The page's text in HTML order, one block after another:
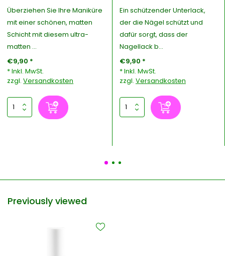
Überziehen Sie Ihre Maniküre
mit einer schönen, matten
Schicht mit diesem ultra-
matten ...
€9,90 *
* Inkl. MwSt.
zzgl.Versandkosten
Ein schützender Unterlack,
der die Nägel schützt und
dafür sorgt, dass der
Nagellack b...
€9,90 *
* Inkl. MwSt.
zzgl. Versandkosten
Previously viewed